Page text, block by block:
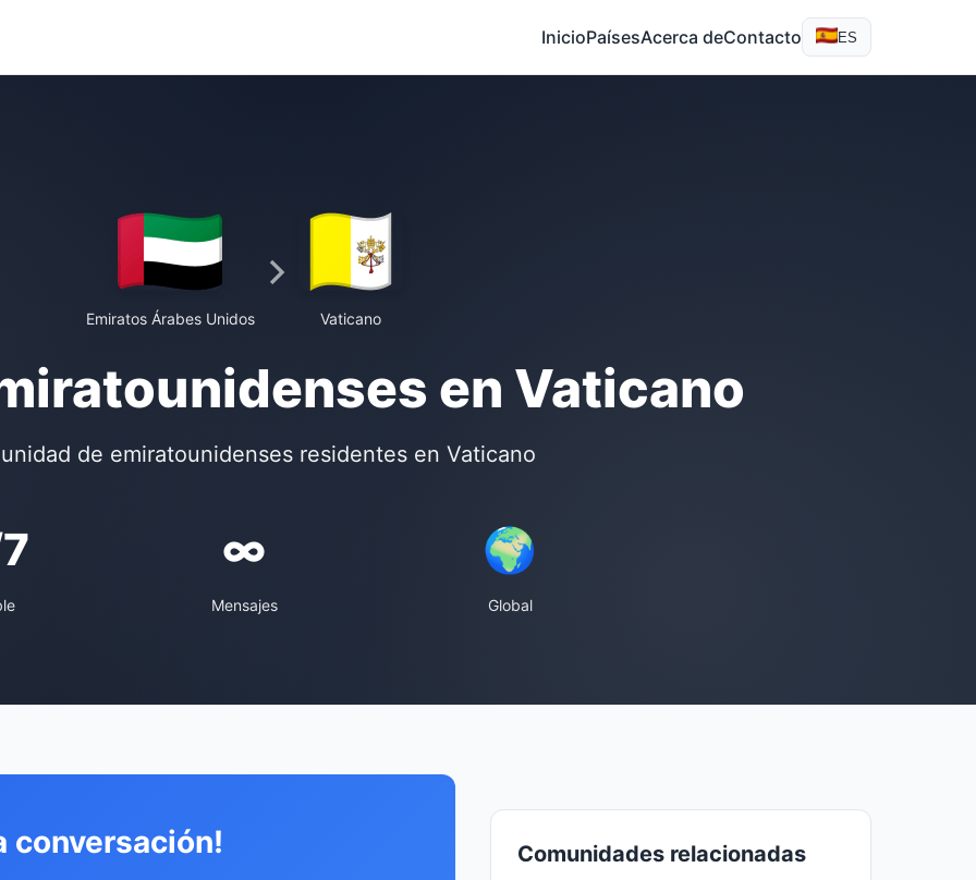
InicioPaísesAcerca deContacto ES
Emiratos Árabes Unidos Vaticano
en Vaticano
de emiratounidenses residentes en Vaticano
∞
Mensajes
🌍
Global
conversación! Comunidades relacionadas